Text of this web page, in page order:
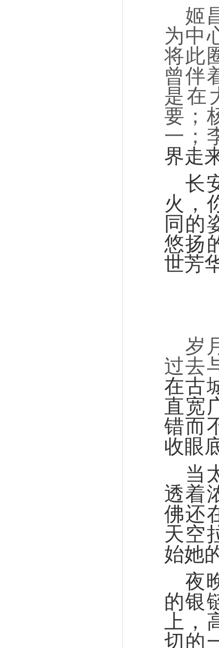
姬
为中
将此
曾伴
是在
要；
一；
界走
长
火，
同的
悠扬
世芳
岁
过去
在古
直宽
错而
收眼
当
透着
佛还
天空
始她
夜
的银
上，
切的